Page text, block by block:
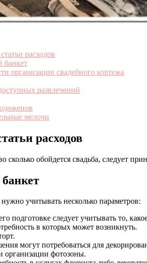
расходов
банкет
организации свадебного кортежа
развлечений
мелочи
расходов
сколько обойдется свадьба, следует
учитывать несколько параметров:
подготовке следует учитывать то,
в которых может возникнуть.
могут потребоваться для
организации фотозоны.